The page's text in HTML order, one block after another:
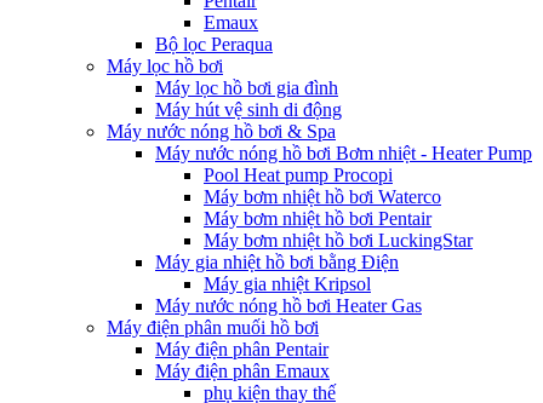
Emaux
Bộ lọc Peraqua
Máy lọc hồ bơi
Máy lọc hồ bơi gia đình
Máy hút vệ sinh di động
Máy nước nóng hồ bơi & Spa
Máy nước nóng hồ bơi Bơm nhiệt - Heater Pump
Pool Heat pump Procopi
Máy bơm nhiệt hồ bơi Waterco
Máy bơm nhiệt hồ bơi Pentair
Máy bơm nhiệt hồ bơi LuckingStar
Máy gia nhiệt hồ bơi bằng Điện
Máy gia nhiệt Kripsol
Máy nước nóng hồ bơi Heater Gas
Máy điện phân muối hồ bơi
Máy điện phân Pentair
Máy điện phân Emaux
phụ kiện thay thế